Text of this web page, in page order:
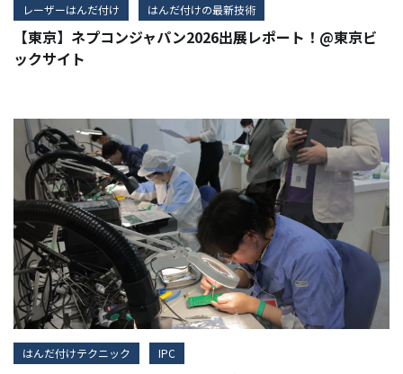
レーザーはんだ付け
はんだ付けの最新技術
【東京】ネプコンジャパン2026出展レポート！@東京ビ
ックサイト
はんだ付けテクニック IPC